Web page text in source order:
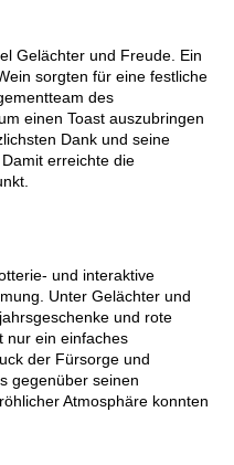
Gelächter und Freude. Ein
sorgten für eine festliche
des
einen Toast auszubringen
Dank und seine
erreichte die
und interaktive
Unter Gelächter und
und rote
nur ein einfaches
der Fürsorge und
gegenüber seinen
Atmosphäre konnten